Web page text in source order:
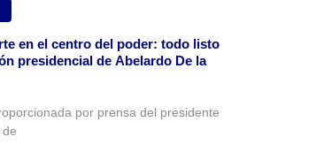
en el centro del poder: todo listo
presidencial de Abelardo De la
por prensa del presidente